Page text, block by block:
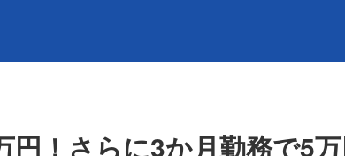
円！さらに3か月勤務で5